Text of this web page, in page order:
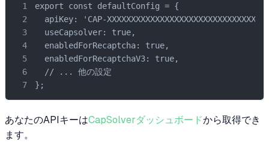
export const defaultConfig = {
apiKey: 'CAP-XXXXXXXXXXXXXXXXXXXXXXXXXXXXXXXX',
  useCapsolver: true,
  enabledForRecaptcha: true,
  enabledForRecaptchaV3: true,
  // ... 他の設定
};
あなたのAPIキーはCapSolverダッシュボードから取得でき
ます。